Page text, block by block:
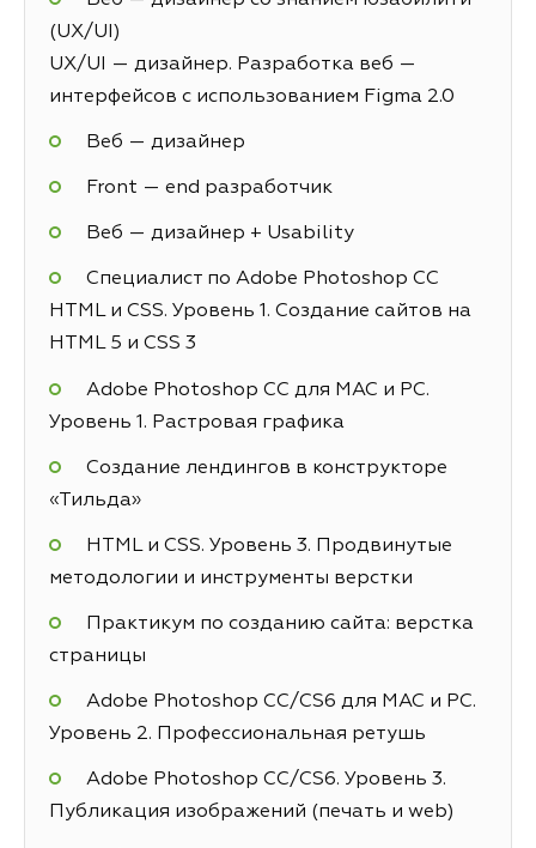
(UX/UI)
UX/UI — дизайнер. Разработка веб —
интерфейсов с использованием Figma 2.0
Веб — дизайнер
Front — end разработчик
Веб — дизайнер + Usability
Специалист по Adobe Photoshop СС
HTML и CSS. Уровень 1. Создание сайтов на
HTML 5 и СSS 3
Adobe Photoshop CC для MAC и PC.
Уровень 1. Растровая графика
Создание лендингов в конструкторе
«Тильда»
HTML и CSS. Уровень 3. Продвинутые
методологии и инструменты верстки
Практикум по созданию сайта: верстка
страницы
Adobe Photoshop СС/CS6 для MAC и PC.
Уровень 2. Профессиональная ретушь
Adobe Photoshop СС/CS6. Уровень 3.
Публикация изображений (печать и web)